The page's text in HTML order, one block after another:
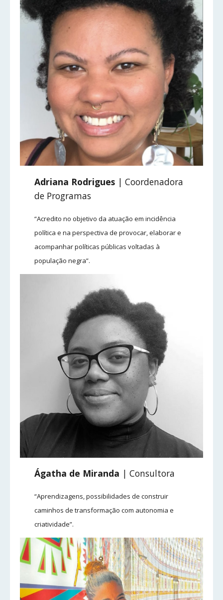
Adriana Rodrigues | Coordenadora
de Programas
“Acredito no objetivo da atuação em incidência
política e na perspectiva de provocar, elaborar e
acompanhar políticas públicas voltadas à
população negra”.
Ágatha de Miranda | Consultora
“Aprendizagens, possibilidades de construir
caminhos de transformação com autonomia e
criatividade”.